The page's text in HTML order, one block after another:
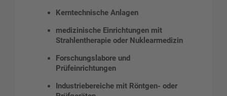
Kerntechnische Anlagen
medizinische Einrichtungen mit
Strahlentherapie oder Nuklearmedizin
Forschungslabore und
Prüfeinrichtungen
Industriebereiche mit Röntgen- oder